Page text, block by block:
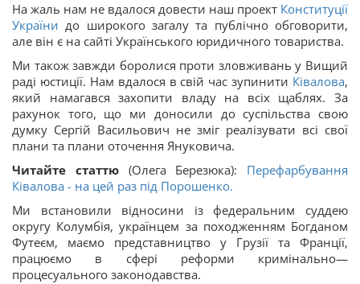
На жаль нам не вдалося довести наш проект Конституції
України до широкого загалу та публічно обговорити,
але він є на сайті Українського юридичного товариства.
Ми також завжди боролися проти зловживань у Вищий
раді юстиції. Нам вдалося в свій час зупинити Ківалова,
який намагався захопити владу на всіх щаблях. За
рахунок того, що ми доносили до суспільства свою
думку Сергій Васильович не зміг реалізувати всі свої
плани та плани оточення Януковича.
Читайте статтю(Олега Березюка): Перефарбування
Ківалова - на цей раз під Порошенко.
Ми встановили відносини із федеральним суддею
округу Колумбія, українцем за походженням Богданом
Футеєм, маємо представництво у Грузії та Франції,
працюємо в сфері реформи кримінально—
процесуального законодавства.